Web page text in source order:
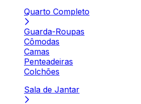
Quarto Completo
Guarda-Roupas
Cômodas
Camas
Penteadeiras
Colchões
Sala de Jantar